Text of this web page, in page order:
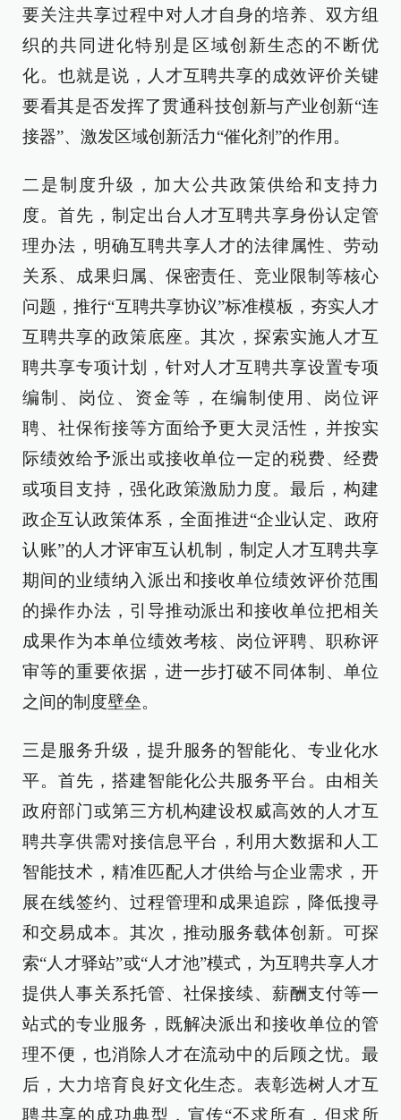
要关注共享过程中对人才自身的培养、双方组
织的共同进化特别是区域创新生态的不断优
化。也就是说，人才互聘共享的成效评价关键
要看其是否发挥了贯通科技创新与产业创新“连
接器”、激发区域创新活力“催化剂”的作用。
二是制度升级，加大公共政策供给和支持力
度。首先，制定出台人才互聘共享身份认定管
理办法，明确互聘共享人才的法律属性、劳动
关系、成果归属、保密责任、竞业限制等核心
问题，推行“互聘共享协议”标准模板，夯实人才
互聘共享的政策底座。其次，探索实施人才互
聘共享专项计划，针对人才互聘共享设置专项
编制、岗位、资金等，在编制使用、岗位评
聘、社保衔接等方面给予更大灵活性，并按实
际绩效给予派出或接收单位一定的税费、经费
或项目支持，强化政策激励力度。最后，构建
政企互认政策体系，全面推进“企业认定、政府
认账”的人才评审互认机制，制定人才互聘共享
期间的业绩纳入派出和接收单位绩效评价范围
的操作办法，引导推动派出和接收单位把相关
成果作为本单位绩效考核、岗位评聘、职称评
审等的重要依据，进一步打破不同体制、单位
之间的制度壁垒。
三是服务升级，提升服务的智能化、专业化水
平。首先，搭建智能化公共服务平台。由相关
政府部门或第三方机构建设权威高效的人才互
聘共享供需对接信息平台，利用大数据和人工
智能技术，精准匹配人才供给与企业需求，开
展在线签约、过程管理和成果追踪，降低搜寻
和交易成本。其次，推动服务载体创新。可探
索“人才驿站”或“人才池”模式，为互聘共享人才
提供人事关系托管、社保接续、薪酬支付等一
站式的专业服务，既解决派出和接收单位的管
理不便，也消除人才在流动中的后顾之忧。最
后，大力培育良好文化生态。表彰选树人才互
聘共享的成功典型，宣传“不求所有，但求所